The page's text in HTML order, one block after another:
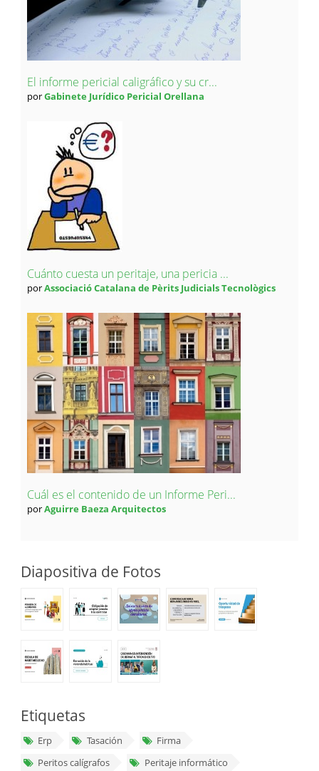
El informe pericial caligráfico y su cr...
porGabinete Jurídico Pericial Orellana
Cuánto cuesta un peritaje, una pericia ...
porAssociació Catalana de Pèrits Judicials Tecnològics
Cuál es el contenido de un Informe Peri...
porAguirre Baeza Arquitectos
Diapositiva de Fotos
Etiquetas
Erp Tasación
Firma
Peritos calígrafos
Peritaje informático